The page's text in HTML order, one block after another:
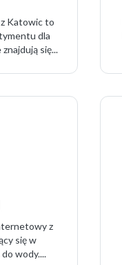
Katowic to
dla
się...
z
się w
wody....